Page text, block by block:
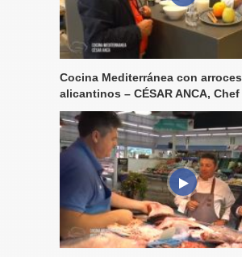
Cocina Mediterránea con arroces
alicantinos – CÉSAR ANCA, Chef